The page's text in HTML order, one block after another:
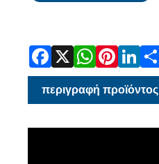
περιγραφή προϊόντος